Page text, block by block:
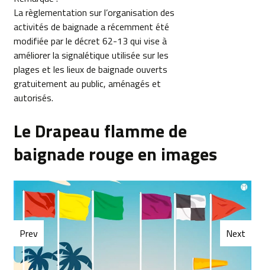
La règlementation sur l’organisation des
activités de baignade a récemment été
modifiée par le décret 62-13 qui vise à
améliorer la signalétique utilisée sur les
plages et les lieux de baignade ouverts
gratuitement au public, aménagés et
autorisés.
Le Drapeau flamme de
baignade rouge en images
Prev Next